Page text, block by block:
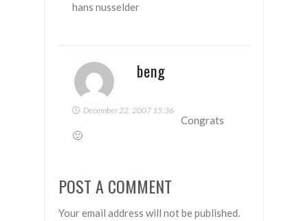
hans nusselder
beng
December 22, 2007 15:36
Congrats
🙂
POST A COMMENT
Your email address will not be published.